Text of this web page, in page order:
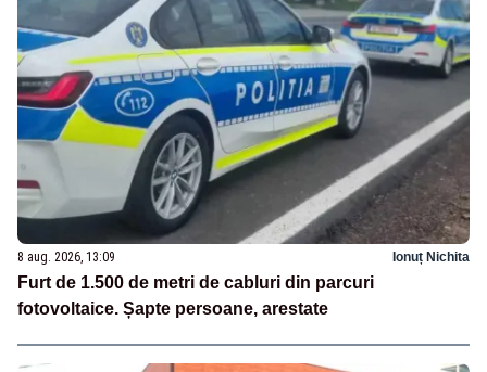
8 aug. 2026, 13:09 Ionuț Nichita
Furt de 1.500 de metri de cabluri din parcuri
fotovoltaice. Șapte persoane, arestate